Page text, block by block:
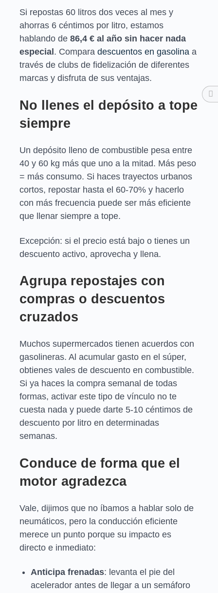
Si repostas 60 litros dos veces al mes y
ahorras 6 céntimos por litro, estamos
hablando de 86,4 € al año sin hacer nada
especial . Compara descuentos en gasolina a
través de clubs de fidelización de diferentes
marcas y disfruta de sus ventajas.
No llenes el depósito a tope
siempre
Un depósito lleno de combustible pesa entre
40 y 60 kg más que uno a la mitad. Más peso
= más consumo. Si haces trayectos urbanos
cortos, repostar hasta el 60-70% y hacerlo
con más frecuencia puede ser más eficiente
que llenar siempre a tope.
Excepción: si el precio está bajo o tienes un
descuento activo, aprovecha y llena.
Agrupa repostajes con
compras o descuentos
cruzados
Muchos supermercados tienen acuerdos con
gasolineras. Al acumular gasto en el súper,
obtienes vales de descuento en combustible.
Si ya haces la compra semanal de todas
formas, activar este tipo de vínculo no te
cuesta nada y puede darte 5-10 céntimos de
descuento por litro en determinadas
semanas.
Conduce de forma que el
motor agradezca
Vale, dijimos que no íbamos a hablar solo de
neumáticos, pero la conducción eficiente
merece un punto porque su impacto es
directo e inmediato:
Anticipa frenadas: levanta el pie del
acelerador antes de llegar a un semáforo